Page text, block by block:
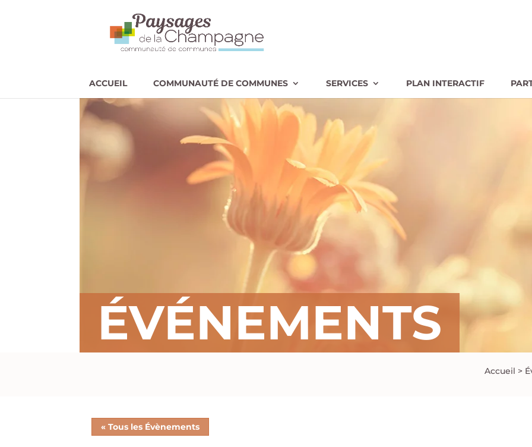
ACCUEIL COMMUNAUTÉ DE COMMUNES SERVICES PLAN INTERACTIF
ÉVÉNEMENTS
Accueil >
« Tous les Évènements